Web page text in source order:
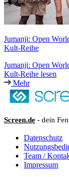
Jumanji: Open
Kult-Reihe
Jumanji: Open
Kult-Reihe lesen
Mehr
Screen.de - dein
Datenschutz
Team /
Impressum